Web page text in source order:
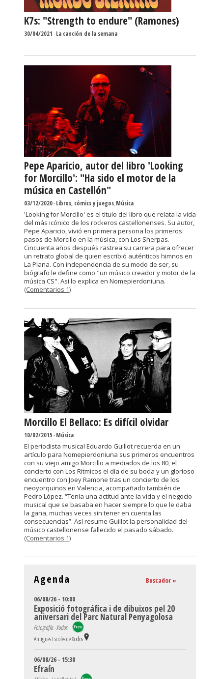
K7s: "Strength to endure" (Ramones)
30/04/2021-La canción de la semana
Pepe Aparicio, autor del libro 'Looking
for Morcillo': "Ha sido el motor de la
música en Castellón"
03/12/2020-Libros, cómics y juegos,Música
'Looking for Morcillo' es el título del libro que relata la vida
del más icónico de los rockeros castellonenses. Su autor,
Pepe Aparicio, vivió en primera persona los primeros
pasos de Morcillo en la música, con Los Sherpas.
Cincuenta años después rastrea su carrera para ofrecer
un retrato global de quien escribió auténticos himnos en
La Plana. Con independencia de su modo de ser, su
biógrafo le define como "un músico creador y motor de la
música CS". Así lo explica en Nomepierdoniuna.
(Comentarios 1)
Morcillo El Bellaco: Es difícil olvidar
10/02/2015-Música
El periodista musical Eduardo Guillot recuerda en un
artículo para Nomepierdoniuna sus primeros encuentros
con su viejo amigo Morcillo a mediados de los 80, el
concierto con Los Rítmicos el día de su boda y un glorioso
encuentro con Joey Ramone tras un concierto de los
neoyorquinos en Valencia, acompañado también de
Pedro López. “Tenía una actitud ante la vida y el negocio
musical que se basaba en hacer siempre lo que le daba
la gana, muchas veces sin tener en cuenta las
consecuencias”. Así resume Guillot la personalidad del
músico castellonense fallecido el pasado sábado.
(Comentarios 1)
Agenda Buscador »
06/08/26 - 10:00
Exposició fotográfica i de dibuixos pel 20
aniversari del Parc Natural Penyagolosa
Fotografía - Xodos
Antigues Escoles de Xodos
06/08/26 - 15:30
Efraín